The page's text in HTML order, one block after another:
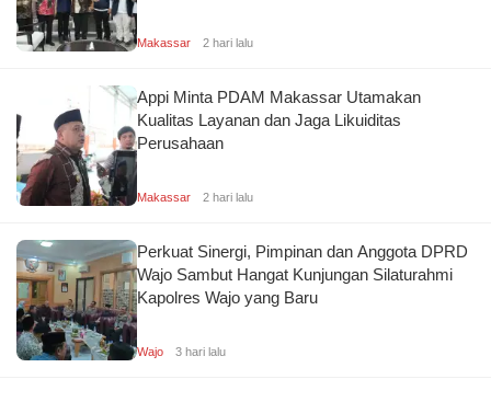
H
u
a
n
m
in
al
J
u
Makassar 2 hari lalu
Appi Minta PDAM Makassar Utamakan
Kualitas Layanan dan Jaga Likuiditas
Perusahaan
Makassar 2 hari lalu
Perkuat Sinergi, Pimpinan dan Anggota DPRD
Wajo Sambut Hangat Kunjungan Silaturahmi
Kapolres Wajo yang Baru
Wajo 3 hari lalu